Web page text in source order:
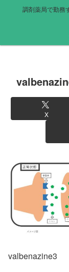
調剤薬局で勤務
X
valbenazine3